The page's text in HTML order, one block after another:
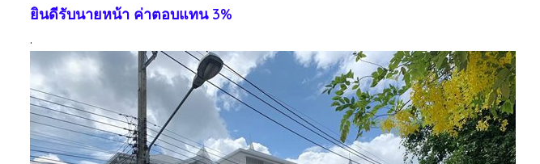
ยินดีรับนายหน้า ค่าตอบแทน 3%
.